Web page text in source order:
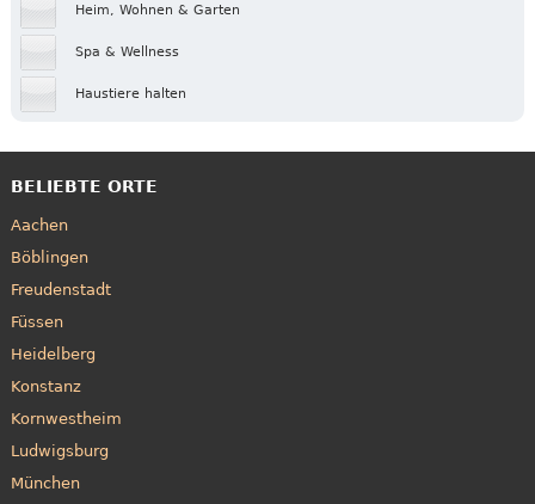
Heim, Wohnen & Garten
Spa & Wellness
Haustiere halten
BELIEBTE ORTE
Aachen
Böblingen
Freudenstadt
Füssen
Heidelberg
Konstanz
Kornwestheim
Ludwigsburg
München